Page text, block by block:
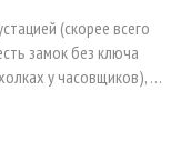
(скорее всего
замок без ключа
у часовщиков), …